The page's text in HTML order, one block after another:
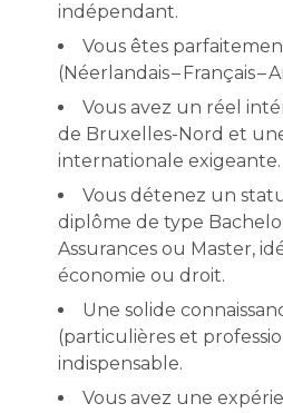
indépendant.
Vous êtes
(Néerlandais – Français –
Vous avez un réel
de Bruxelles-Nord et
internationale exigeante.
Vous détenez un
diplôme de type
Assurances ou Master,
économie ou droit.
Une solide
(particulières et
indispensable.
Vous avez une